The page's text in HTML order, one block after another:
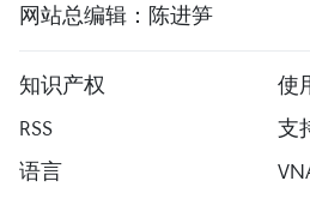
网站总编辑：陈进笋
知识产权
使
RSS
支
语言